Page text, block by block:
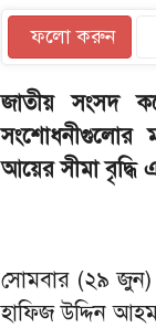
ফলো করুন
জাতীয় সংসদ
সংশোধনীগুলোর
আয়ের সীমা বৃদ্ধি
সোমবার (২৯ জুন)
হাফিজ উদ্দিন